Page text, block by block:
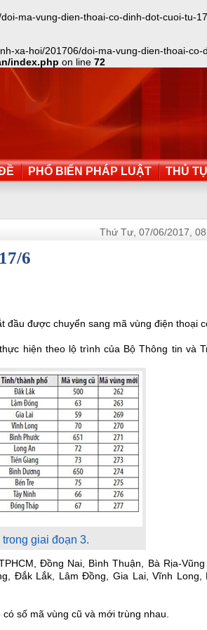
ma-vung-dien-thoai-co-dinh-dot-cuoi-tu-
xa-hoi/201706/doi-ma-vung-dien-thoai-
index.php on line 72
PHỔ BIẾN PHÁP LUẬT THỦ
Thứ Tư, 07/06/2017,
6
được chuyển sang mã vùng điện thoại
hiện theo lộ trình của Bộ Thông tin và
giai đoạn 3.
Đồng Nai, Bình Thuận, Bà Rịa-
Đắk Lắk, Lâm Đồng, Gia Lai, Vĩnh Long,
số mã vùng cũ và mới trùng nhau.